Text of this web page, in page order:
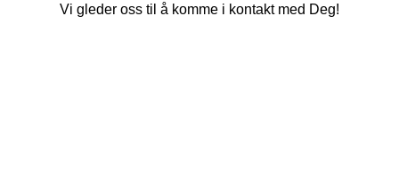
Vi gleder oss til å komme i kontakt med Deg!